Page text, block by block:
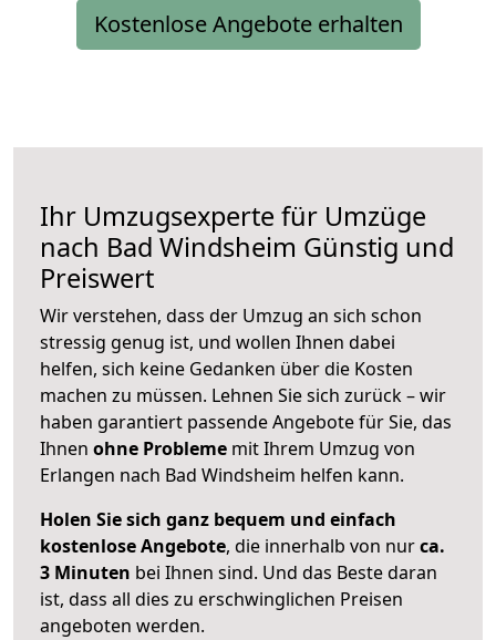
Kostenlose Angebote erhalten
Ihr Umzugsexperte für Umzüge
nach Bad Windsheim Günstig und
Preiswert
Wir verstehen, dass der Umzug an sich schon
stressig genug ist, und wollen Ihnen dabei
helfen, sich keine Gedanken über die Kosten
machen zu müssen. Lehnen Sie sich zurück – wir
haben garantiert passende Angebote für Sie, das
Ihnen ohne Probleme mit Ihrem Umzug von
Erlangen nach Bad Windsheim helfen kann.
Holen Sie sich ganz bequem und einfach
kostenlose Angebote, die innerhalb von nurca.
3 Minuten bei Ihnen sind. Und das Beste daran
ist, dass all dies zu erschwinglichen Preisen
angeboten werden.